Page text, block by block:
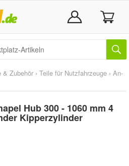
& Zubehör › Teile für Nutzfahrzeuge › An-
Hub 300 - 1060 mm 4
Kipperzylinder